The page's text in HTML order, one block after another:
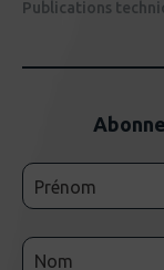
Publications